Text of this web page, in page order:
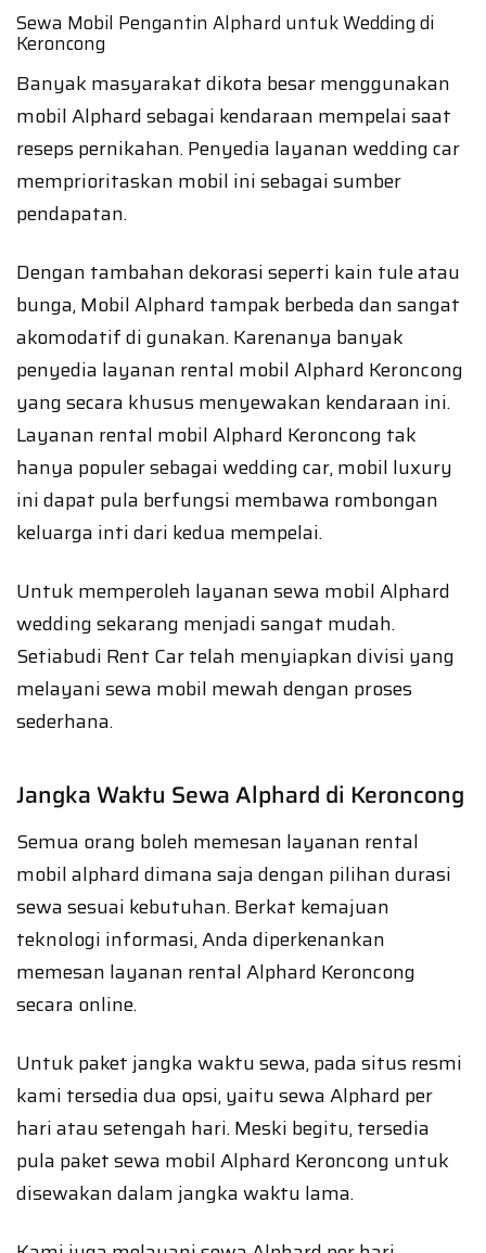
Sewa Mobil Pengantin Alphard untuk Wedding di
Keroncong
Banyak masyarakat dikota besar menggunakan
mobil Alphard sebagai kendaraan mempelai saat
reseps pernikahan. Penyedia layanan wedding car
memprioritaskan mobil ini sebagai sumber
pendapatan.
Dengan tambahan dekorasi seperti kain tule atau
bunga, Mobil Alphard tampak berbeda dan sangat
akomodatif di gunakan. Karenanya banyak
penyedia layanan rental mobil Alphard Keroncong
yang secara khusus menyewakan kendaraan ini.
Layanan rental mobil Alphard Keroncong tak
hanya populer sebagai wedding car, mobil luxury
ini dapat pula berfungsi membawa rombongan
keluarga inti dari kedua mempelai.
Untuk memperoleh layanan sewa mobil Alphard
wedding sekarang menjadi sangat mudah.
Setiabudi Rent Car telah menyiapkan divisi yang
melayani sewa mobil mewah dengan proses
sederhana.
Jangka Waktu Sewa Alphard di Keroncong
Semua orang boleh memesan layanan rental
mobil alphard dimana saja dengan pilihan durasi
sewa sesuai kebutuhan. Berkat kemajuan
teknologi informasi, Anda diperkenankan
memesan layanan rental Alphard Keroncong
secara online.
Untuk paket jangka waktu sewa, pada situs resmi
kami tersedia dua opsi, yaitu sewa Alphard per
hari atau setengah hari. Meski begitu, tersedia
pula paket sewa mobil Alphard Keroncong untuk
disewakan dalam jangka waktu lama.